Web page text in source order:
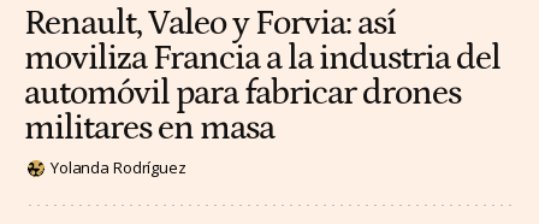
Renault, Valeo y Forvia: así
moviliza Francia a la industria del
automóvil para fabricar drones
militares en masa
Yolanda Rodríguez